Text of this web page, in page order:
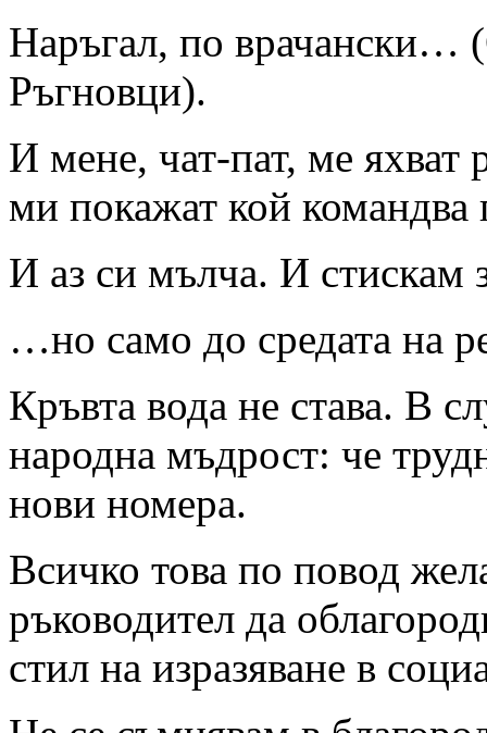
Наръгал, по врачански…
Ръгновци).
И мене, чат-пат, ме яхват
ми покажат кой
И аз си мълча. И стискам
…но само до средата на
Кръвта вода не става. В
народна мъдрост: че
нови номера.
Всичко това по повод
ръководител да
стил на изразяване в